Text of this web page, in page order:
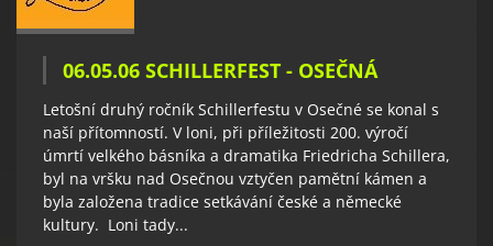
06.05.06 SCHILLERFEST - OSEČNÁ
Letošní druhý ročník Schillerfestu v Osečné se konal s
naší přítomností. V loni, při příležitosti 200. výročí
úmrtí velkého básníka a dramatika Friedricha Schillera,
byl na vršku nad Osečnou vztyčen pamětní kámen a
byla založena tradice setkávání české a německé
kultury. Loni tady...